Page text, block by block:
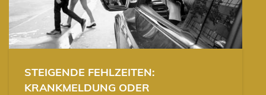
STEIGENDE FEHLZEITEN:
KRANKMELDUNG ODER